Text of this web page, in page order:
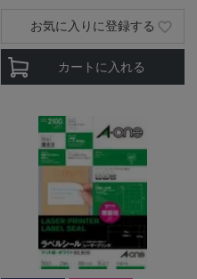
カートに入れる
お気に入りに登録する